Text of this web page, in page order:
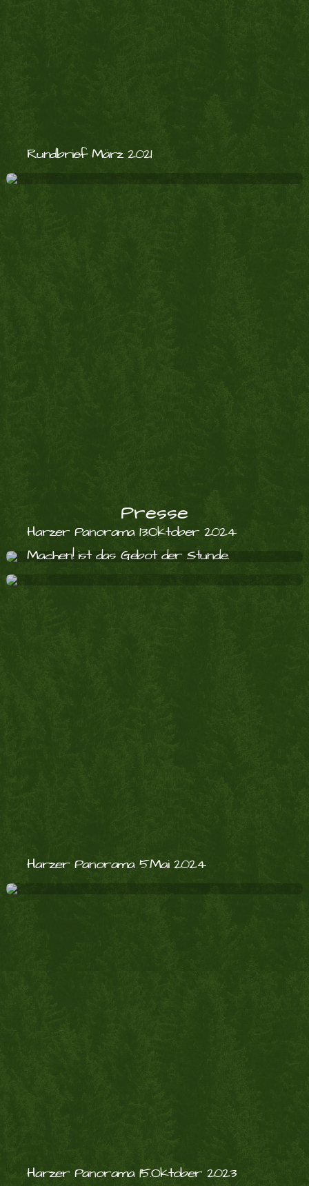
Rundbrief März 2021
Presse
Harzer Panorama 13.Oktober 2024
Machen! ist das Gebot der Stunde.
Harzer Panorama 5.Mai 2024
Harzer Panorama 15.Oktober 2023